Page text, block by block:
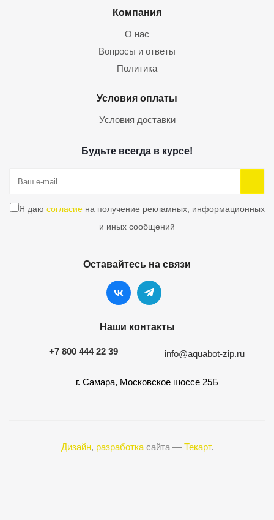
Компания
О нас
Вопросы и ответы
Политика
Условия оплаты
Условия доставки
Будьте всегда в курсе!
Я даю согласиена получение рекламных, информационных
и иных сообщений
Оставайтесь на связи
Наши контакты
+7 800 444 22 39 info@aquabot-zip.ru
г. Самара, Московское шоссе 25Б
Дизайн, разработкасайта — Текарт.